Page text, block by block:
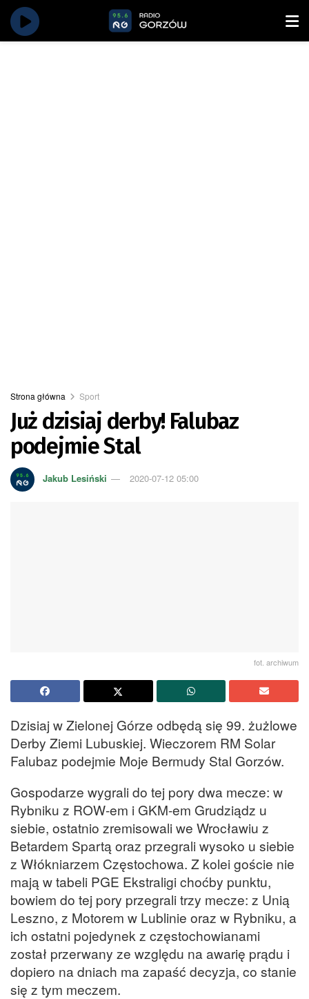
Strona główna Sport
Już dzisiaj derby! Falubaz
podejmie Stal
Jakub Lesiński 2020-07-12 05:00
fot. archiwum
Dzisiaj w Zielonej Górze odbędą się 99. żużlowe
Derby Ziemi Lubuskiej. Wieczorem RM Solar
Falubaz podejmie Moje Bermudy Stal Gorzów.
Gospodarze wygrali do tej pory dwa mecze: w
Rybniku z ROW-em i GKM-em Grudziądz u
siebie, ostatnio zremisowali we Wrocławiu z
Betardem Spartą oraz przegrali wysoko u siebie
z Włókniarzem Częstochowa. Z kolei goście nie
mają w tabeli PGE Ekstraligi choćby punktu,
bowiem do tej pory przegrali trzy mecze: z Unią
Leszno, z Motorem w Lublinie oraz w Rybniku, a
ich ostatni pojedynek z częstochowianami
został przerwany ze względu na awarię prądu i
dopiero na dniach ma zapaść decyzja, co stanie
się z tym meczem.